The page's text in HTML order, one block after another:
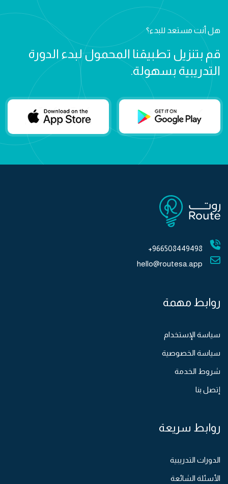
هل أنت مستعد للبدء؟
قم بتنزيل تطبيقنا المحمول لبدء الدورة
التدريبية بسهولة.
966508449498+
hello@routesa.app
روابط مهمة
سياسة الإستخدام
سياسة الخصوصية
شروط الخدمة
إتصل بنا
روابط سريعة
الدورات التدريبية
الأسئلة الشائعة